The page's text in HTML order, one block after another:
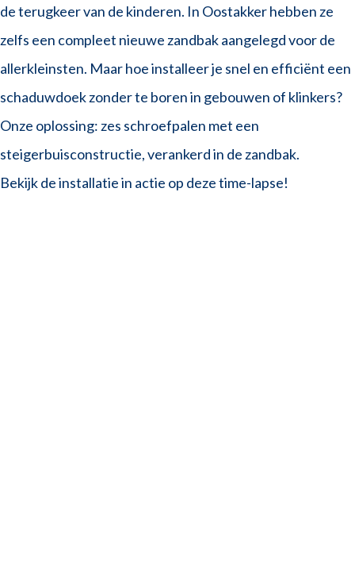
de terugkeer van de kinderen. In Oostakker hebben ze
zelfs een compleet nieuwe zandbak aangelegd voor de
allerkleinsten. Maar hoe installeer je snel en efficiënt een
schaduwdoek zonder te boren in gebouwen of klinkers?
Onze oplossing: zes schroefpalen met een
steigerbuisconstructie, verankerd in de zandbak.
Bekijk de installatie in actie op deze time-lapse!